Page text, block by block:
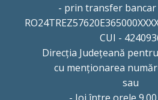
- prin transfer
CUI -
Direcția Județeană
cu menționarea
sau
- Joi între orele 9.00